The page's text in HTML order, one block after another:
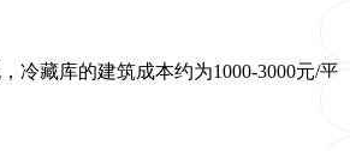
冷藏库的建筑成本约为1000-3000元/平